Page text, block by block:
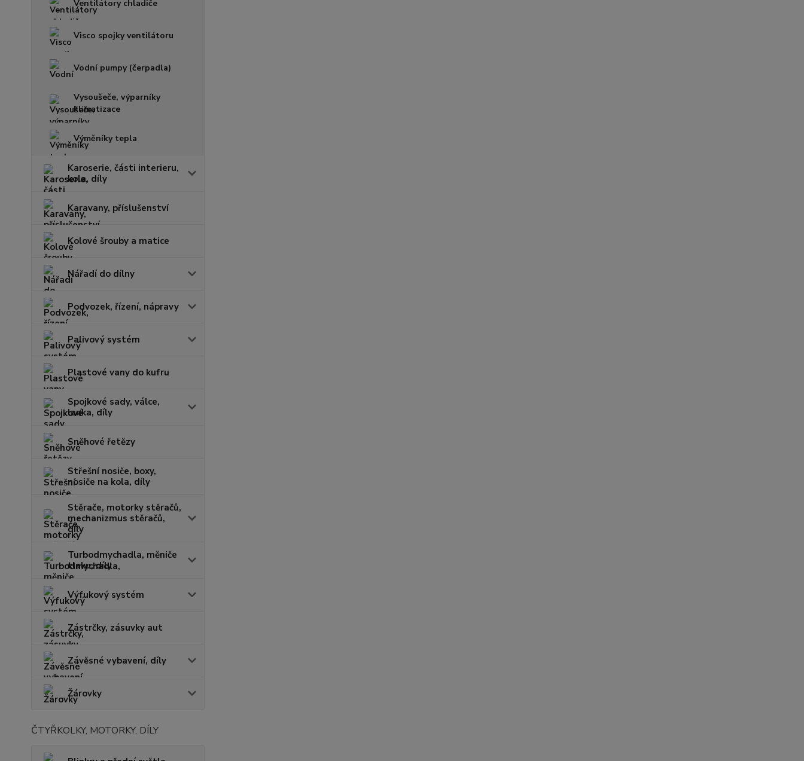
Ventilátory chladiče
Visco spojky ventilátoru
Vodní pumpy (čerpadla)
Vysoušeče, výparníky
klimatizace
Výměníky tepla
Karoserie, části interieru,
kola, díly
Karavany, příslušenství
Kolové šrouby a matice
Nářadí do dílny
Podvozek, řízení, nápravy
Palivový systém
Plastové vany do kufru
Spojkové sady, válce,
lanka, díly
Sněhové řetězy
Střešní nosiče, boxy,
nosiče na kola, díly
Stěrače, motorky stěračů,
mechanizmus stěračů,
díly
Turbodmychadla, měniče
tlaku, díly
Výfukový systém
Zástrčky, zásuvky aut
Závěsné vybavení, díly
Žárovky
ČTYŘKOLKY, MOTORKY, DÍLY